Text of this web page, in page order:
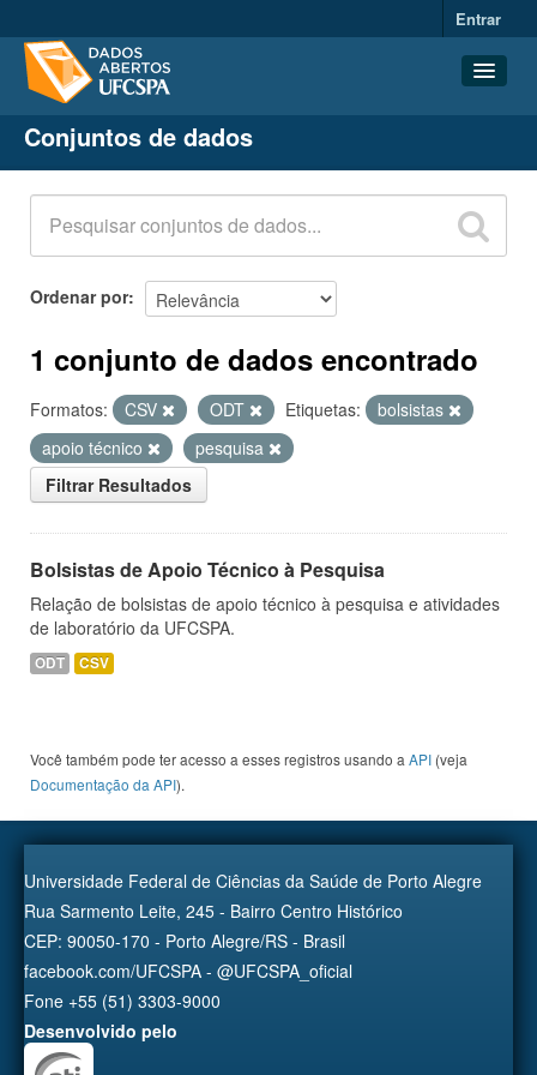
Entrar
Conjuntos de dados
Organizações
Grupos
Sobre
Conjuntos de dados
Ordenar por
1 conjunto de dados encontrado
Formatos: CSV ODT Etiquetas:
bolsistas
apoio técnico
pesquisa
Filtrar Resultados
Bolsistas de Apoio Técnico à Pesquisa
Relação de bolsistas de apoio técnico à pesquisa e atividades
de laboratório da UFCSPA.
ODT CSV
Você também pode ter acesso a esses registros usando a API (veja
Documentação da API).
Universidade Federal de Ciências da Saúde de Porto Alegre
Rua Sarmento Leite, 245 - Bairro Centro Histórico
CEP: 90050-170 - Porto Alegre/RS - Brasil
facebook.com/UFCSPA - @UFCSPA_oficial
Fone +55 (51) 3303-9000
Desenvolvido pelo